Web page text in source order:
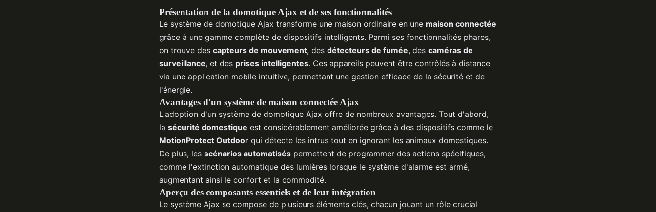
Présentation de la domotique Ajax et de ses fonctionnalités
Le système de domotique Ajax transforme une maison ordinaire en une maison connectée
grâce à une gamme complète de dispositifs intelligents. Parmi ses fonctionnalités phares,
on trouve des capteurs de mouvement, des détecteurs de fumée, des caméras de
surveillance, et des prises intelligentes. Ces appareils peuvent être contrôlés à distance
via une application mobile intuitive, permettant une gestion efficace de la sécurité et de
l'énergie.
Avantages d'un système de maison connectée Ajax
L'adoption d'un système de domotique Ajax offre de nombreux avantages. Tout d'abord,
la sécurité domestique est considérablement améliorée grâce à des dispositifs comme le
MotionProtect Outdoor qui détecte les intrus tout en ignorant les animaux domestiques.
De plus, les scénarios automatisés permettent de programmer des actions spécifiques,
comme l'extinction automatique des lumières lorsque le système d'alarme est armé,
augmentant ainsi le confort et la commodité.
Aperçu des composants essentiels et de leur intégration
Le système Ajax se compose de plusieurs éléments clés, chacun jouant un rôle crucial